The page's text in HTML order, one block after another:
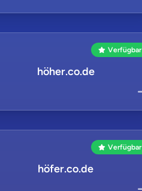
Verfügbar
höher.co.de
Verfügbar
höfer.co.de